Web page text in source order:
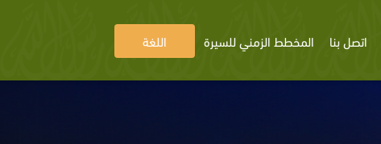
اتصل بنا المخطط الزمني للسيرة اللغة